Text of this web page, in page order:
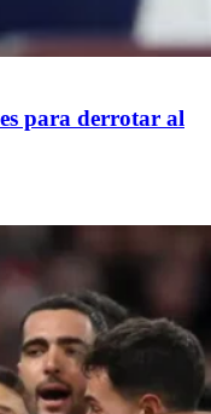
para derrotar al